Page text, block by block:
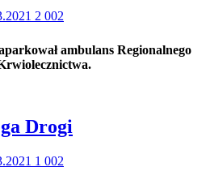
ambulans Regionalnego
Drogi